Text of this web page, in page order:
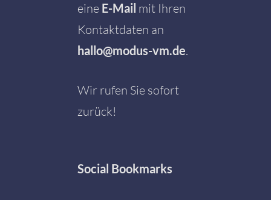
eine E-Mail mit Ihren
Kontaktdaten an
hallo@modus-vm.de.
Wir rufen Sie sofort
zurück!
Social Bookmarks